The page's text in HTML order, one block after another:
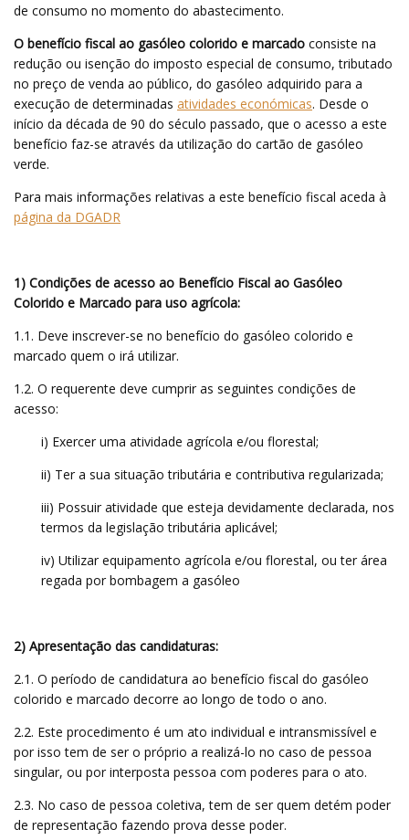
de consumo no momento do abastecimento.
O benefício fiscal ao gasóleo colorido e marcado consiste na
redução ou isenção do imposto especial de consumo, tributado
no preço de venda ao público, do gasóleo adquirido para a
execução de determinadas atividades económicas. Desde o
início da década de 90 do século passado, que o acesso a este
benefício faz-se através da utilização do cartão de gasóleo
verde.
Para mais informações relativas a este benefício fiscal aceda à
página da DGADR
1) Condições de acesso ao Benefício Fiscal ao Gasóleo
Colorido e Marcado para uso agrícola:
1.1. Deve inscrever-se no benefício do gasóleo colorido e
marcado quem o irá utilizar.
1.2. O requerente deve cumprir as seguintes condições de
acesso:
i) Exercer uma atividade agrícola e/ou florestal;
ii) Ter a sua situação tributária e contributiva regularizada;
iii) Possuir atividade que esteja devidamente declarada, nos
termos da legislação tributária aplicável;
iv) Utilizar equipamento agrícola e/ou florestal, ou ter área
regada por bombagem a gasóleo
2) Apresentação das candidaturas:
2.1. O período de candidatura ao benefício fiscal do gasóleo
colorido e marcado decorre ao longo de todo o ano.
2.2. Este procedimento é um ato individual e intransmissível e
por isso tem de ser o próprio a realizá-lo no caso de pessoa
singular, ou por interposta pessoa com poderes para o ato.
2.3. No caso de pessoa coletiva, tem de ser quem detém poder
de representação fazendo prova desse poder.